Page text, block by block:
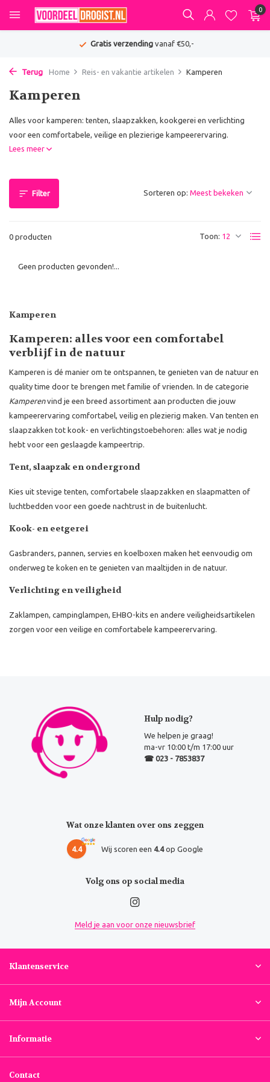
0
Gratis verzendingvanaf €50,-
Terug Home Reis- en vakantie artikelen Kamperen
Kamperen
Alles voor kamperen: tenten, slaapzakken, kookgerei en verlichting
voor een comfortabele, veilige en plezierige kampeerervaring.
Lees meer
Filter
0 producten Toon:
Sorteren op:
Geen producten gevonden!...
Kamperen
Kamperen: alles voor een comfortabel
verblijf in de natuur
Kamperen is dé manier om te ontspannen, te genieten van de natuur en
quality time door te brengen met familie of vrienden. In de categorie
Kamperenvind je een breed assortiment aan producten die jouw
kampeerervaring comfortabel, veilig en plezierig maken. Van tenten en
slaapzakken tot kook- en verlichtingstoebehoren: alles wat je nodig
hebt voor een geslaagde kampeertrip.
Tent, slaapzak en ondergrond
Kies uit stevige tenten, comfortabele slaapzakken en slaapmatten of
luchtbedden voor een goede nachtrust in de buitenlucht.
Kook- en eetgerei
Gasbranders, pannen, servies en koelboxen maken het eenvoudig om
onderweg te koken en te genieten van maaltijden in de natuur.
Verlichting en veiligheid
Zaklampen, campinglampen, EHBO-kits en andere veiligheidsartikelen
zorgen voor een veilige en comfortabele kampeerervaring.
Hulp nodig?
We helpen je graag!
ma-vr 10:00 t/m 17:00 uur
☎ 023 - 7853837
Wat onze klanten over ons zeggen
4.4 Wij scoren een 4.4op Google
Volg ons op social media
Meld je aan voor onze nieuwsbrief
Klantenservice
Mijn Account
Informatie
Contact